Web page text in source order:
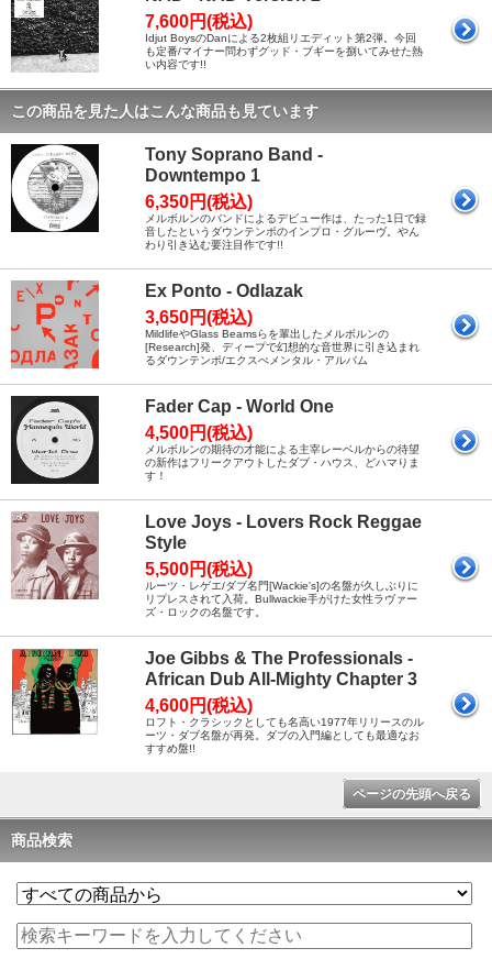
7,600円(税込)
Idjut BoysのDanによる2枚組リエディット第2弾。今回
も定番/マイナー問わずグッド・ブギーを捌いてみせた熱
い内容です!!
この商品を見た人はこんな商品も見ています
Tony Soprano Band -
Downtempo 1
6,350円(税込)
メルボルンのバンドによるデビュー作は、たった1日で録
音したというダウンテンポのインプロ・グルーヴ。やん
わり引き込む要注目作です!!
Ex Ponto - Odlazak
3,650円(税込)
MildlifeやGlass Beamsらを輩出したメルボルンの
[Research]発、ディープで幻想的な音世界に引き込まれ
るダウンテンポ/エクスぺメンタル・アルバム
Fader Cap - World One
4,500円(税込)
メルボルンの期待の才能による主宰レーベルからの待望
の新作はフリークアウトしたダブ・ハウス、どハマりま
す！
Love Joys - Lovers Rock Reggae
Style
5,500円(税込)
ルーツ・レゲエ/ダブ名門[Wackie's]の名盤が久しぶりに
リプレスされて入荷。Bullwackie手がけた女性ラヴァー
ズ・ロックの名盤です。
Joe Gibbs & The Professionals -
African Dub All-Mighty Chapter 3
4,600円(税込)
ロフト・クラシックとしても名高い1977年リリースのル
ーツ・ダブ名盤が再発。ダブの入門編としても最適なお
すすめ盤!!
ページの先頭へ戻る
商品検索